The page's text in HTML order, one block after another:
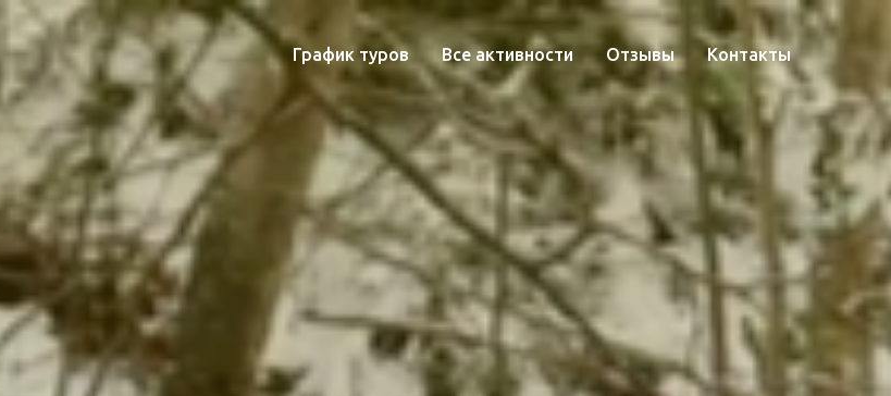
График туров Все активности Отзывы Контакты